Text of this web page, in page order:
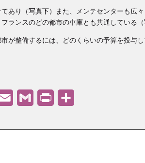
あり（写真下）また、メンテセンターも広
ランスのどの都市の車庫とも共通している（
が整備するには、どのくらいの予算を投与
Email Gmail PrintFriendly